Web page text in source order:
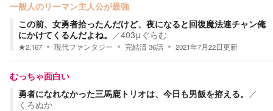
一般人のリーマン主人公が最強
この前、女勇者拾ったんだけど、夜になると回復魔法連チャン俺
にかけてくるんだよね。 ／403μぐらむ
★2,167 現代ファンタジー 完結済36話 2021年7月22日更新
むっちゃ面白い
勇者になれなかった三馬鹿トリオは、今日も男飯を拵える。 ／
くろぬか